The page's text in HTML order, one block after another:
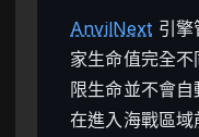
AnvilNext 引擎
家生命值完全
限生命並不會
在進入海戰區